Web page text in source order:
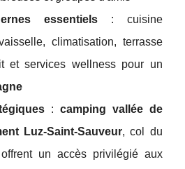
essentiels: cuisine
climatisation, terrasse
et services wellness pour un
: camping vallée de
Luz-Saint-Sauveur, col du
un accès privilégié aux